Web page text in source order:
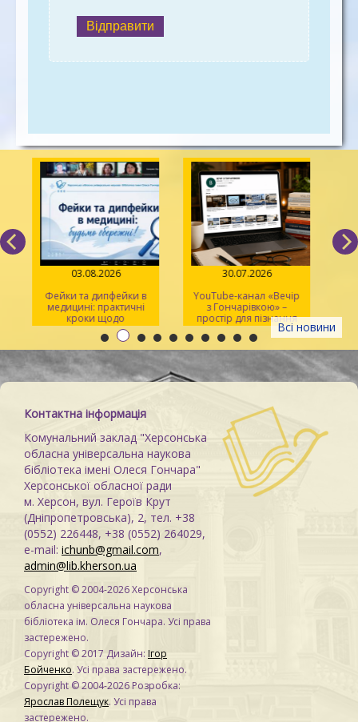
Відправити
Всі новини
03.08.2026
Фейки та дипфейки в
медицині: практичні
кроки щодо
розпізнавання
30.07.2026
YouTube-канал «Вечір
з Гончарівкою» –
простір для пізнання
та натхнення
Контактна інформація
Комунальний заклад "Херсонська
обласна універсальна наукова
бібліотека імені Олеся Гончара"
Херсонської обласної ради
м. Херсон, вул. Героїв Крут
(Дніпропетровська), 2, тел. +38
(0552) 226448, +38 (0552) 264029,
e-mail: ichunb@gmail.com,
admin@lib.kherson.ua
Copyright © 2004-2026 Херсонська
обласна універсальна наукова
бібліотека ім. Олеся Гончара. Усі права
застережено.
Copyright © 2017 Дизайн: Ігор
Бойченко. Усі права застережено.
Copyright © 2004-2026 Розробка:
Ярослав Полещук. Усі права
застережено.